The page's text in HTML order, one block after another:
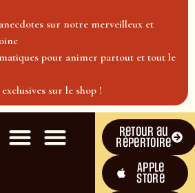
sur notre merveilleux et
pour animer partout et tout le
sur le shop !
Retour au
répertoire
Apple
Store